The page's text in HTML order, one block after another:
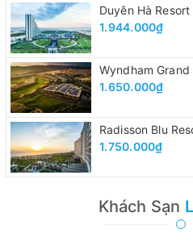
Duyên Hà Resort
1.944.000₫
Wyndham Grand
1.650.000₫
Radisson Blu
1.750.000₫
Khách Sạn